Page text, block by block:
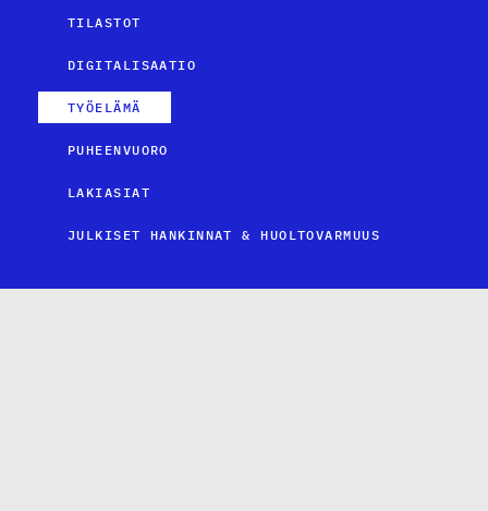
TILASTOT
DIGITALISAATIO
TYÖELÄMÄ
PUHEENVUORO
LAKIASIAT
JULKISET HANKINNAT & HUOLTOVARMUUS